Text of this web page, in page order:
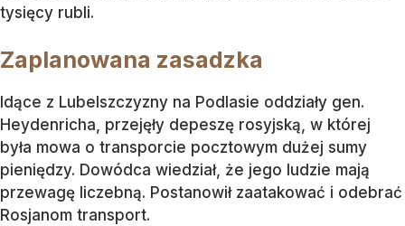
tysięcy rubli.
Zaplanowana zasadzka
Idące z Lubelszczyzny na Podlasie oddziały gen.
Heydenricha, przejęły depeszę rosyjską, w której
była mowa o transporcie pocztowym dużej sumy
pieniędzy. Dowódca wiedział, że jego ludzie mają
przewagę liczebną. Postanowił zaatakować i odebrać
Rosjanom transport.